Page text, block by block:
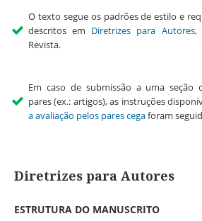
O texto segue os padrões de estilo e
descritos em Diretrizes para Autores,
Revista.
Em caso de submissão a uma seção
pares (ex.: artigos), as instruções
a avaliação pelos pares cegaforam
Diretrizes para Autores
ESTRUTURA DO MANUSCRITO